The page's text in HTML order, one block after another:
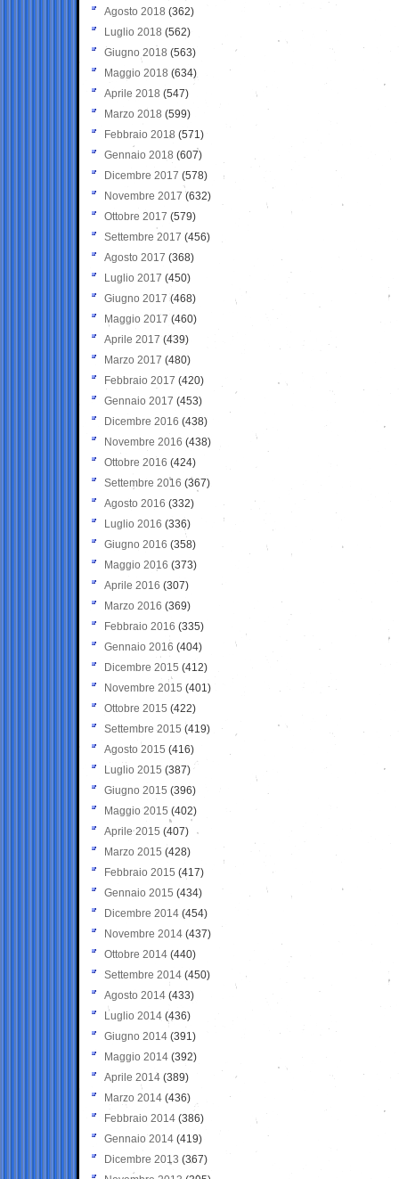
Agosto 2018 (362)
Luglio 2018 (562)
Giugno 2018 (563)
Maggio 2018 (634)
Aprile 2018 (547)
Marzo 2018 (599)
Febbraio 2018 (571)
Gennaio 2018 (607)
Dicembre 2017 (578)
Novembre 2017 (632)
Ottobre 2017 (579)
Settembre 2017 (456)
Agosto 2017 (368)
Luglio 2017 (450)
Giugno 2017 (468)
Maggio 2017 (460)
Aprile 2017 (439)
Marzo 2017 (480)
Febbraio 2017 (420)
Gennaio 2017 (453)
Dicembre 2016 (438)
Novembre 2016 (438)
Ottobre 2016 (424)
Settembre 2016 (367)
Agosto 2016 (332)
Luglio 2016 (336)
Giugno 2016 (358)
Maggio 2016 (373)
Aprile 2016 (307)
Marzo 2016 (369)
Febbraio 2016 (335)
Gennaio 2016 (404)
Dicembre 2015 (412)
Novembre 2015 (401)
Ottobre 2015 (422)
Settembre 2015 (419)
Agosto 2015 (416)
Luglio 2015 (387)
Giugno 2015 (396)
Maggio 2015 (402)
Aprile 2015 (407)
Marzo 2015 (428)
Febbraio 2015 (417)
Gennaio 2015 (434)
Dicembre 2014 (454)
Novembre 2014 (437)
Ottobre 2014 (440)
Settembre 2014 (450)
Agosto 2014 (433)
Luglio 2014 (436)
Giugno 2014 (391)
Maggio 2014 (392)
Aprile 2014 (389)
Marzo 2014 (436)
Febbraio 2014 (386)
Gennaio 2014 (419)
Dicembre 2013 (367)